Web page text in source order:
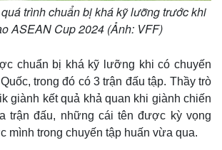
trình chuẩn bị khá kỹ lưỡng trước khi
ASEAN Cup 2024 (Ảnh: VFF)
chuẩn bị khá kỹ lưỡng khi có chuyến
trong đó có 3 trận đấu tập. Thầy trò
giành kết quả khả quan khi giành chiến
trận đấu, những cái tên được kỳ vọng
mình trong chuyến tập huấn vừa qua.